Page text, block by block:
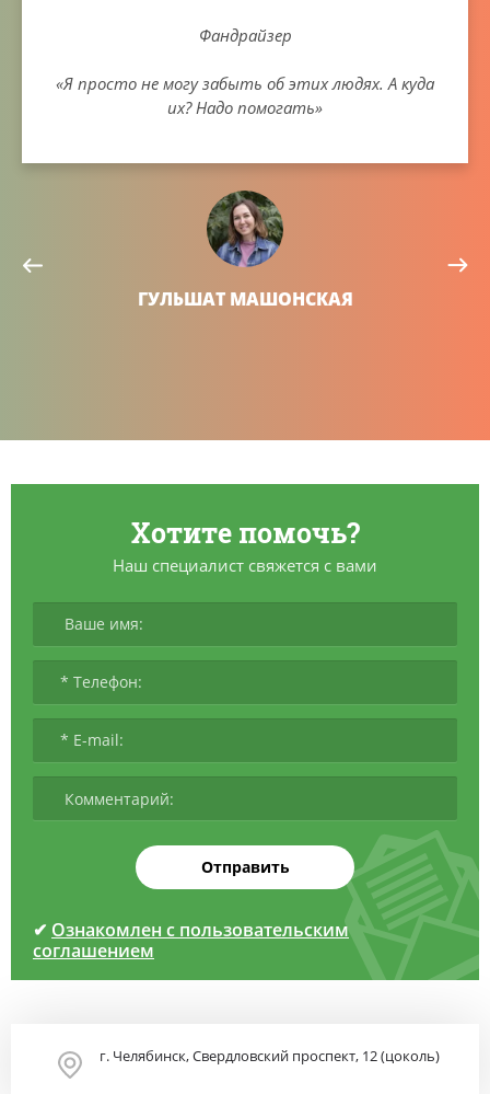
Фандрайзер
«Я просто не могу забыть об этих людях. А куда
их? Надо помогать»
ГУЛЬШАТ МАШОНСКАЯ
Хотите помочь?
Наш специалист свяжется с вами
Отправить
✔ Ознакомлен с пользовательским
соглашением
г. Челябинск, Свердловский проспект, 12 (цоколь)